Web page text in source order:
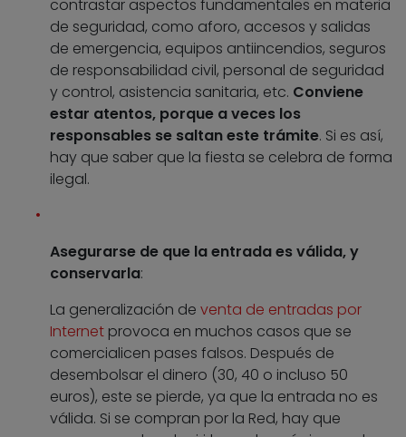
contrastar aspectos fundamentales en materia
de seguridad, como aforo, accesos y salidas
de emergencia, equipos antiincendios, seguros
de responsabilidad civil, personal de seguridad
y control, asistencia sanitaria, etc. Conviene
estar atentos, porque a veces los
responsables se saltan este trámite. Si es así,
hay que saber que la fiesta se celebra de forma
ilegal.
Asegurarse de que la entrada es válida, y
conservarla:
La generalización de venta de entradas por
Internet provoca en muchos casos que se
comercialicen pases falsos. Después de
desembolsar el dinero (30, 40 o incluso 50
euros), este se pierde, ya que la entrada no es
válida. Si se compran por la Red, hay que